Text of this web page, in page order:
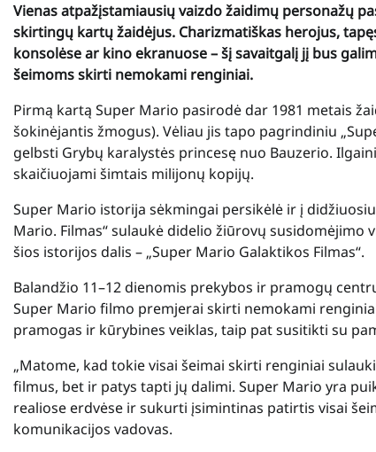
Vienas atpažįstamiausių vaizdo žaidimų personažų
skirtingų kartų žaidėjus. Charizmatiškas herojus,
konsolėse ar kino ekranuose – šį savaitgalį jį bus
šeimoms skirti nemokami renginiai.
Pirmą kartą Super Mario pasirodė dar 1981 metais
šokinėjantis žmogus). Vėliau jis tapo pagrindiniu
gelbsti Grybų karalystės princesę nuo Bauzerio.
skaičiuojami šimtais milijonų kopijų.
Super Mario istorija sėkmingai persikėlė ir į
Mario. Filmas“ sulaukė didelio žiūrovų susidomėjimo
šios istorijos dalis – „Super Mario Galaktikos Filmas“.
Balandžio 11–12 dienomis prekybos ir pramogų
Super Mario filmo premjerai skirti nemokami
pramogas ir kūrybines veiklas, taip pat susitikti su
„Matome, kad tokie visai šeimai skirti renginiai
filmus, bet ir patys tapti jų dalimi. Super Mario yra
realiose erdvėse ir sukurti įsimintinas patirtis visai
komunikacijos vadovas.